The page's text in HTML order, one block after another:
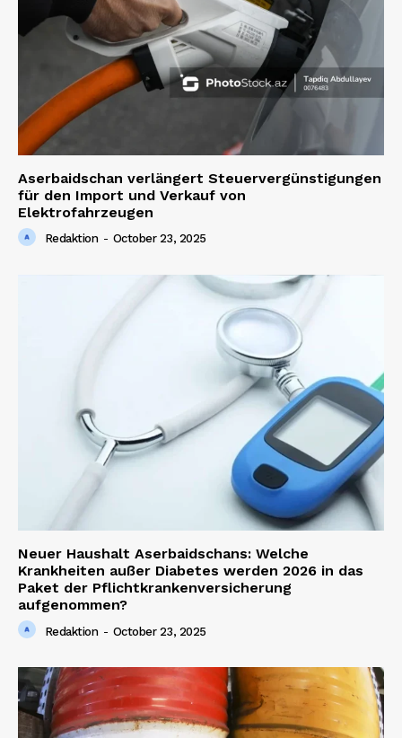
Magazine PRO
SUBSCRIBE NOW
Company
Contact us
Aserbaidschan verlängert Steuervergünstigungen
für den Import und Verkauf von
Elektrofahrzeugen
Redaktion - October 23, 2025
Neuer Haushalt Aserbaidschans: Welche
Krankheiten außer Diabetes werden 2026 in das
Paket der Pflichtkrankenversicherung
aufgenommen?
Redaktion - October 23, 2025